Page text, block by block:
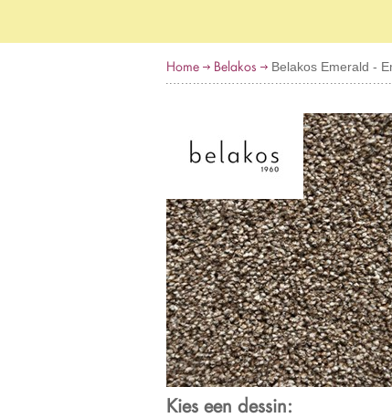
Home Belakos Belakos Emerald -
Kies een dessin: